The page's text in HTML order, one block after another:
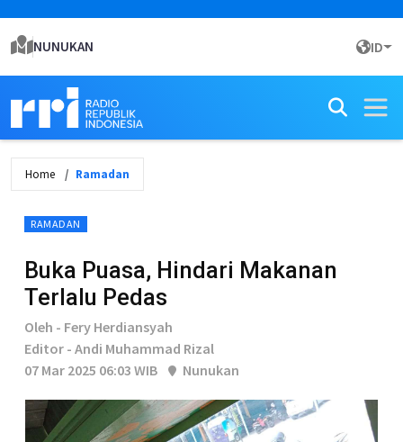
NUNUKAN ID
Home Ramadan
RAMADAN
Buka Puasa, Hindari Makanan
Terlalu Pedas
Oleh - Fery Herdiansyah
Editor - Andi Muhammad Rizal
07 Mar 2025 06:03 WIB
Nunukan